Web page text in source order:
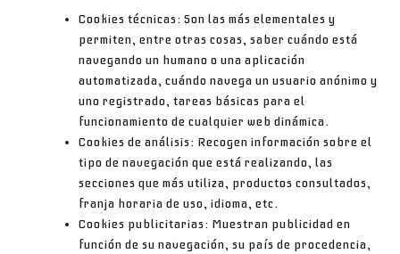
Cookies técnicas: Son las más elementales y
permiten, entre otras cosas, saber cuándo está
navegando un humano o una aplicación
automatizada, cuándo navega un usuario anónimo y
uno registrado, tareas básicas para el
funcionamiento de cualquier web dinámica.
Cookies de análisis: Recogen información sobre el
tipo de navegación que está realizando, las
secciones que más utiliza, productos consultados,
franja horaria de uso, idioma, etc.
Cookies publicitarias: Muestran publicidad en
función de su navegación, su país de procedencia,